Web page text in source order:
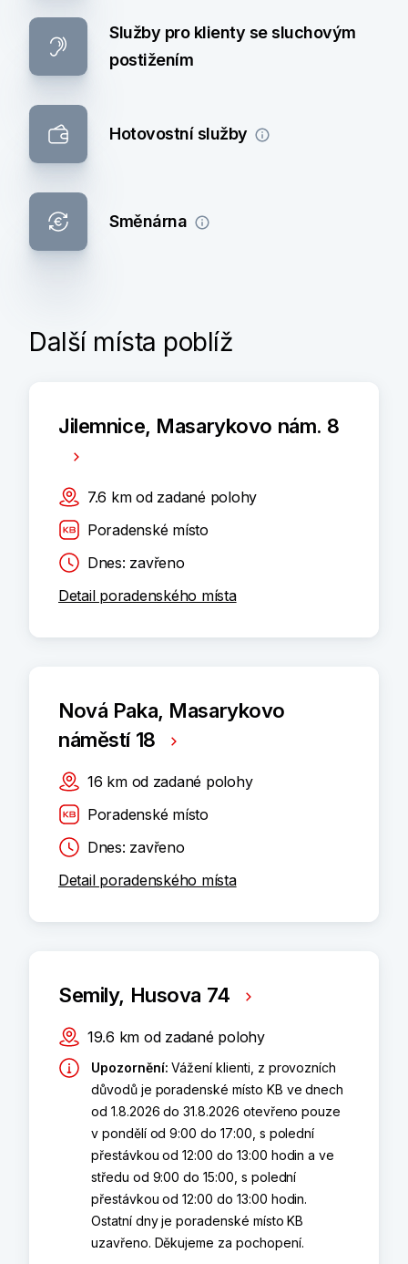
Služby pro klienty se sluchovým
postižením
Hotovostní služby
Směnárna
Další místa poblíž
Jilemnice, Masarykovo nám. 8
7.6 km od zadané polohy
Poradenské místo
Dnes: zavřeno
Detail poradenského místa
Nová Paka, Masarykovo
náměstí 18
16 km od zadané polohy
Poradenské místo
Dnes: zavřeno
Detail poradenského místa
Semily, Husova 74
19.6 km od zadané polohy
Upozornění: Vážení klienti, z provozních
důvodů je poradenské místo KB ve dnech
od 1.8.2026 do 31.8.2026 otevřeno pouze
v pondělí od 9:00 do 17:00, s polední
přestávkou od 12:00 do 13:00 hodin a ve
středu od 9:00 do 15:00, s polední
přestávkou od 12:00 do 13:00 hodin.
Ostatní dny je poradenské místo KB
uzavřeno. Děkujeme za pochopení.